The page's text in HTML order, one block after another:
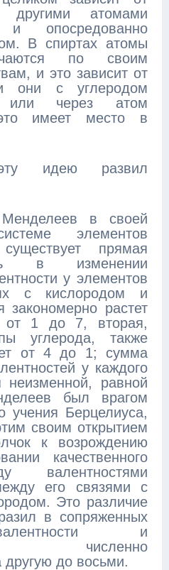
атомами
и опосредованно
В спиртах атомы
по своим
и это зависит от
они с углеродом
или через атом
имеет место в
идею развил
в своей
элементов
прямая
в изменении
у элементов
с кислородом и
закономерно растет
от 1 до 7, вторая,
углерода, также
от 4 до 1; сумма
у каждого
неизменной, равной
был врагом
учения Берцелиуса,
своим открытием
к возрождению
качественного
валентностями
его связями с
Это различие
в сопряженных
и
численно
до восьми.